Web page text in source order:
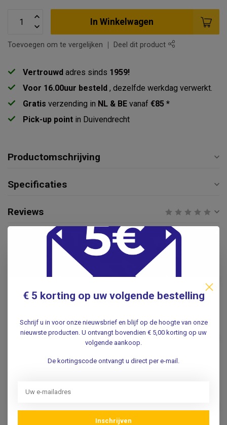
In Winkelwagen
Toevoegen om te vergelijken Deel dit product
Vertrouwd adres sinds 1959!
Voor 16.00uur besteld , dezelfde werkdag verwerkt.
Gratis verzending in NL & BE vanaf €85 *
Pick-up point in Duivendrecht
Productomschrijving
Specificaties
Reviews
Gerelateerde producten
Anatomie Poster Spieren -
Nederlands/Latijn
3B SCIENTIFIC
3B Scientific Anatomie
Poster Hand & Pols -
Engels/Latijn
€14,95
3B Scientific Anatomie
Engels/Latijn
€ 5 korting op uw volgende bestelling
Schrijf u in voor onze nieuwsbrief en blijf op de hoogte van onze
nieuwste producten. U ontvangt bovendien € 5,00 korting op uw
volgende aankoop.
De kortingscode ontvangt u direct per e-mail.
Inschrijven